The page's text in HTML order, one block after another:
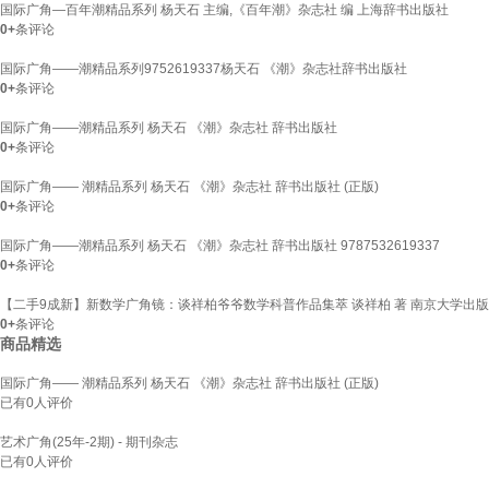
国际广角—百年潮精品系列 杨天石 主编,《百年潮》杂志社 编 上海辞书出版社
0+条评论
国际广角——潮精品系列9752619337杨天石 《潮》杂志社辞书出版社
0+条评论
国际广角——潮精品系列 杨天石 《潮》杂志社 辞书出版社
0+条评论
国际广角—— 潮精品系列 杨天石 《潮》杂志社 辞书出版社 (正版)
0+条评论
国际广角——潮精品系列 杨天石 《潮》杂志社 辞书出版社 9787532619337
0+条评论
【二手9成新】新数学广角镜：谈祥柏爷爷数学科普作品集萃 谈祥柏 著 南京大学出
0+条评论
商品精选
国际广角—— 潮精品系列 杨天石 《潮》杂志社 辞书出版社 (正版)
已有0人评价
艺术广角(25年-2期) - 期刊杂志
已有0人评价